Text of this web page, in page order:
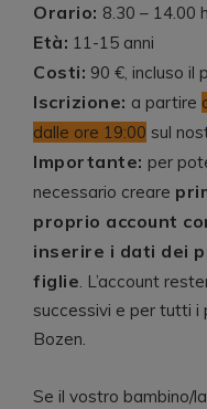
Orario: 8.30 – 14.00 h
Età: 11-15 anni
Costi: 90 €, incluso il
Iscrizione: a partire
dalle ore 19:00 sul
Importante: per
necessario creare
proprio account
inserire i dati dei
figlie. L’account
successivi e per tutti i
Bozen.
Se il vostro bambino/